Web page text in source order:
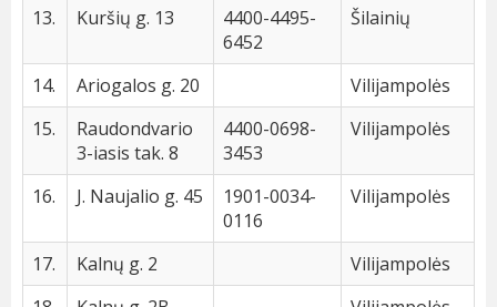
13. Kuršių g. 13
4400-4495-
6452
Šilainių
14. Ariogalos g. 20
Vilijampolės
15.
Raudondvario
3-iasis tak. 8
4400-0698-
3453
Vilijampolės
16. J. Naujalio g. 45
1901-0034-
0116
Vilijampolės
17. Kalnų g. 2
Vilijampolės